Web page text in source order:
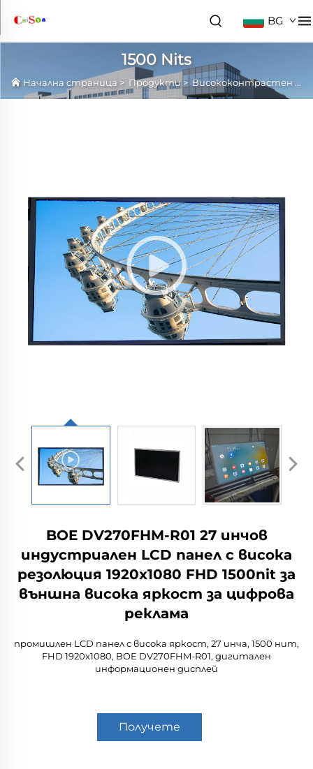
BG
1500 Nits
Начална страница > Продукти>Висококонтрастен LCD панел
BOE DV270FHM-R01 27 инчов
индустриален LCD панел с висока
резолюция 1920x1080 FHD 1500nit за
външна висока яркост за цифрова
реклама
промишлен LCD панел с висока яркост, 27 инча, 1500 нит,
FHD 1920x1080, BOE DV270FHM-R01, дигитален
информационен дисплей
Получете